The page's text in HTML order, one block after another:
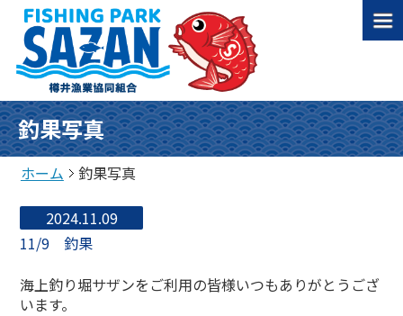
釣果写真
ホーム 釣果写真
2024.11.09
11/9 釣果
海上釣り堀サザンをご利用の皆様いつもありがとうござ
います。